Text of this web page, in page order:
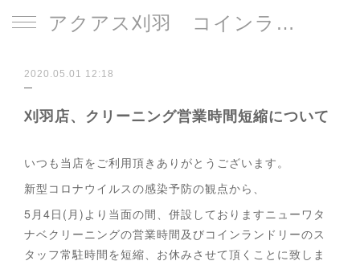
アクアス刈羽 コインランドリー
2020.05.01 12:18
刈羽店、クリーニング営業時間短縮について
いつも当店をご利用頂きありがとうございます。
新型コロナウイルスの感染予防の観点から、
5月4日(月)より当面の間、併設しておりますニューワタ
ナベクリーニングの営業時間及びコインランドリーのス
タッフ常駐時間を短縮、お休みさせて頂くことに致しま